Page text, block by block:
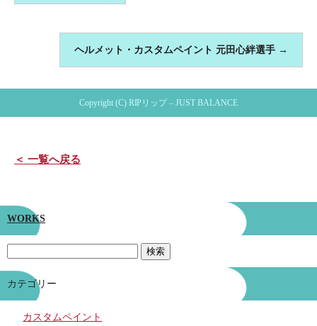
ヘルメット・カスタムペイント 元田心絆選手 →
Copyright (C) RIPリップ – JUST BALANCE
＜ 一覧へ戻る
WORKS
カテゴリー
カスタムペイント